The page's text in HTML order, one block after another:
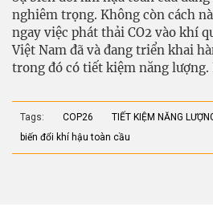
nghiêm trọng. Không còn cách
ngay việc phát thải CO2 vào khí
Việt Nam đã và đang triển khai
trong đó có tiết kiệm năng
Tags: COP26
TIẾT KIỆM NĂNG
biến đổi khí hậu toàn cầu